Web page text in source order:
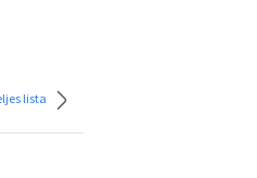
lista